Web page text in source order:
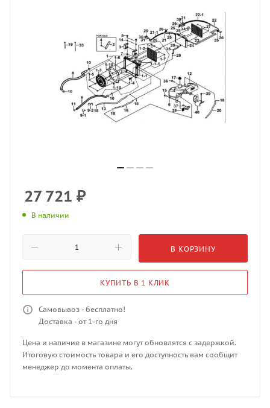
27 721 ₽
В наличии
В КОРЗИНУ
КУПИТЬ В 1 КЛИК
Самовывоз - бесплатно!
Доставка - от 1-го дня
Цена и наличие в магазине могут обновлятся с задержкой.
Итоговую стоимость товара и его доступность вам сообщит
менеджер до момента оплаты.